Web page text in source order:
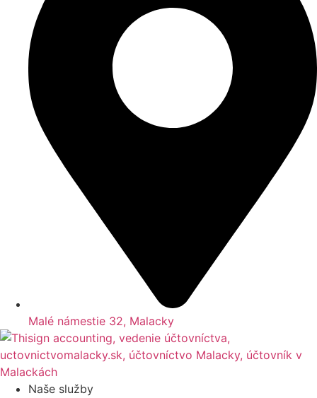
Malé námestie 32, Malacky
Naše služby